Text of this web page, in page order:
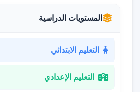
المستويات الدراسية
التعليم الابتدائي
التعليم الإعدادي